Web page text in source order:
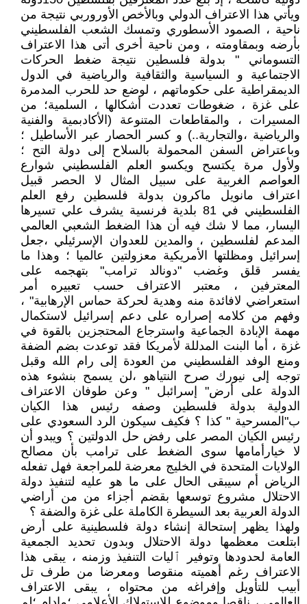
ويأتي هذا الاعتراف الدولي وبالأخص الأوروربي نتيجة من
ناحية ، الصمود الأسطوري وتمسك الشعب الفلسطيني
بأرضه وبمقاومته ، ومن ناحية أخرى أتى هذا الاعتراف
التسوماني " بدولة فلسطين نتيجة ضغط الحركات
الاجتماعية و السياسية والثقافية والرياضية في الدول
الديمقراطية على حكوماتهم ، لوضع حد للحرب المدمرة
على غزة ، ضغوطات تعددت أشكالها ، السلمية؛ من
المسيرات ، والمقاطعات المتنوعة (الأكادبمية والفنية
والرياضية ،والتجارية..) و كسر الحصار عبر الأساطيل ؛
وباعتراض السفن المحمولة بالسلاح إلى دولة التح ؛
ولأول مرة يكتسح ويكسو العلم الفلسطيني شوارع
العواصم الغربية على سبيل المثال لا الحصر قبيل
اعتراف مانويل ماكرون بدولة فلسطين رفع العلم
الفلسطيني في 81 بلدية فرنسية يشرف علي تسيرها
اليسار، مما لا شك فيه أن هذا الضغط الشعبي العالمي
المدعم لفلسطين ، والمدين للعدوان الإسرئيلي ،جعل
إسرائيل ومظلتها الأمريكية معزولتين عالميا ؛ وهذا ما
يفسر قلق وغضب "دونالد ترامب" بتهجمه على
المعترفين ، معتبر الاعتراف حسب تعبيره أمر
استعراضي لافائدة منه وهدية لحركة حماس الإرهابية" ،
وفهم من كلامه إصراره على دعم إسرائيل لاستكمال
مهمة الإبادة الجماعية واسترجاع المحتجزين بالقوة في
غزة ، أما البنت المدللة لأمريكا فقد توعدت بضم الضفة
ومنع الوفد الفلسطيني من العودة إلى رام الله وقبل
توجه إلى نيورك صرح النتياهو ،لن يسمح بنشوء هذه
الدولة على أرض" إسرائبل " وعن طوفان الاعتراف
الدولية بدولة فلسطين وصفه رئيس هذا الكيان
ب"المسرحية " كذا ؟ فكيف سيكون الرد السعودي على
رئيس الكيان المصر على رفض حل الدولتين ؟ ويبدو أن
لا خيارأمامها سوى الضغط على ترامب بأن مصالح
الولايات المتحدة في الخليج معرضة للمراجعة فهل تفعله
الرياض أم سيبقى الحال على ما هو عليه لتنفيذ دولة
الاحتلال مشروع توسعها بقضم أجزاء من من أراضي
الدولة العربية بعد السيطرة الكاملة على غزة والضفة ؟
ولهذا يظهر إستحالة إنشاء دولة فلسطينية على أرض
ابتلعت معظمها دولة الاحتلال وبدون تحديد الجمعية
العامة لحدودها وتوفير ٱليات التنفيذ وزمنه ، يبقى هذا
الاعتراف رغم أهميته منقوصا ومعرضا من طرف تل
أبيب للتأويل وإفراغه من محتواه ، يبقى الاعتراف